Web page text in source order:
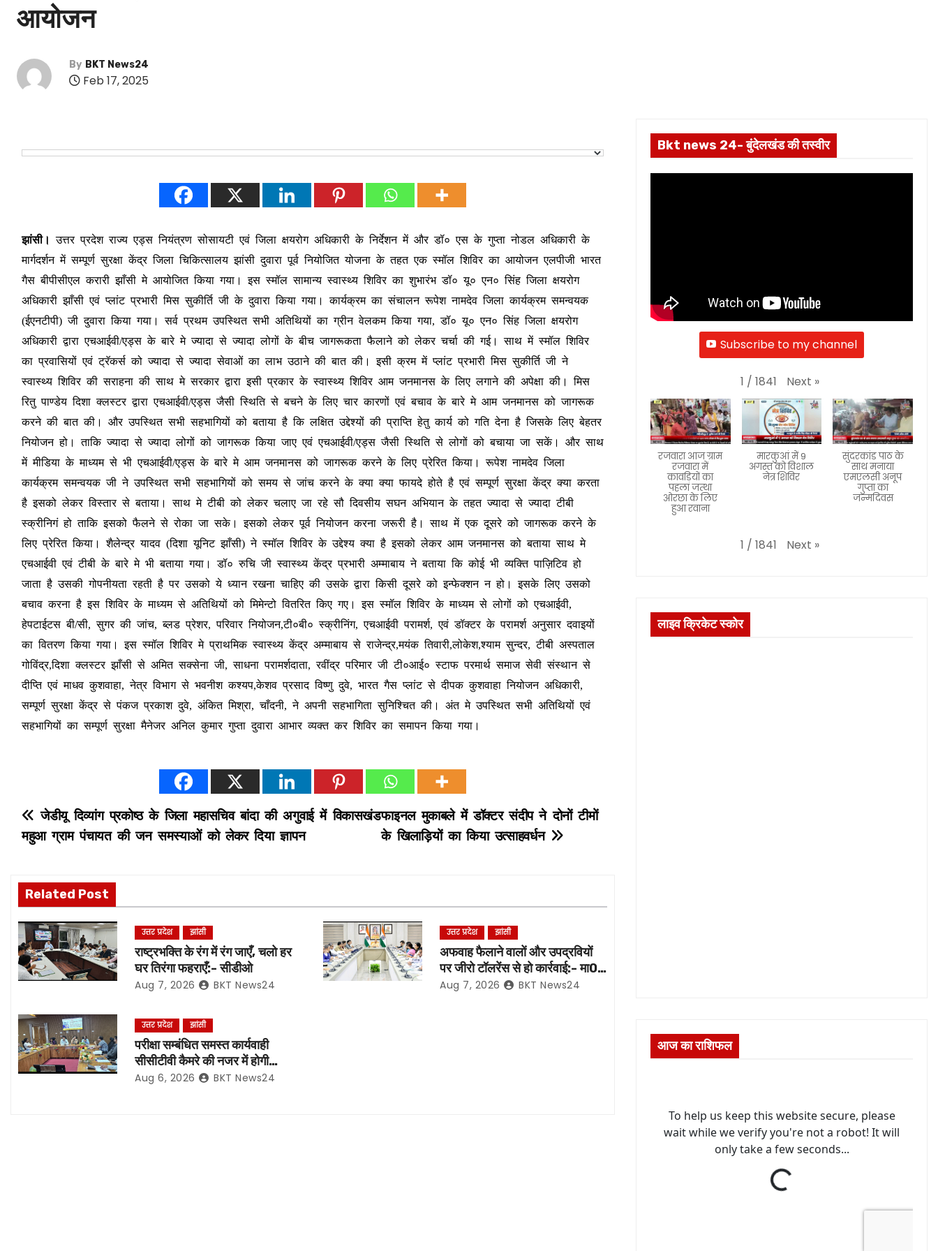
आयोजन
By BKT News24
Feb 17, 2025
झांसी। उत्तर प्रदेश राज्य एड्स नियंत्रण सोसायटी एवं जिला क्षयरोग अधिकारी के निर्देशन में और डॉ० एस के गुप्ता नोडल अधिकारी के
मार्गदर्शन में सम्पूर्ण सुरक्षा केंद्र जिला चिकित्सालय झांसी दुवारा पूर्व नियोजित योजना के तहत एक स्मॉल शिविर का आयोजन एलपीजी भारत
गैस बीपीसीएल करारी झाँसी मे आयोजित किया गया। इस स्मॉल सामान्य स्वास्थ्य शिविर का शुभारंभ डॉ० यू० एन० सिंह जिला क्षयरोग
अधिकारी झाँसी एवं प्लांट प्रभारी मिस सुकीर्ति जी के दुवारा किया गया। कार्यक्रम का संचालन रूपेश नामदेव जिला कार्यक्रम समन्वयक
(ईएनटीपी) जी दुवारा किया गया। सर्व प्रथम उपस्थित सभी अतिथियों का ग्रीन वेलकम किया गया, डॉ० यू० एन० सिंह जिला क्षयरोग
अधिकारी द्वारा एचआईवी/एड्स के बारे मे ज्यादा से ज्यादा लोगों के बीच जागरूकता फैलाने को लेकर चर्चा की गई। साथ में स्मॉल शिविर
का प्रवासियों एवं ट्रॅकर्स को ज्यादा से ज्यादा सेवाओं का लाभ उठाने की बात की। इसी क्रम में प्लांट प्रभारी मिस सुकीर्ति जी ने
स्वास्थ्य शिविर की सराहना की साथ मे सरकार द्वारा इसी प्रकार के स्वास्थ्य शिविर आम जनमानस के लिए लगाने की अपेक्षा की। मिस
रितु पाण्डेय दिशा क्लस्टर द्वारा एचआईवी/एड्स जैसी स्थिति से बचने के लिए चार कारणों एवं बचाव के बारे मे आम जनमानस को जागरूक
करने की बात की। और उपस्थित सभी सहभागियों को बताया है कि लक्षित उद्देश्यों की प्राप्ति हेतु कार्य को गति देना है जिसके लिए बेहतर
नियोजन हो। ताकि ज्यादा से ज्यादा लोगों को जागरूक किया जाए एवं एचआईवी/एड्स जैसी स्थिति से लोगों को बचाया जा सकें। और साथ
में मीडिया के माध्यम से भी एचआईवी/एड्स के बारे मे आम जनमानस को जागरूक करने के लिए प्रेरित किया। रूपेश नामदेव जिला
कार्यक्रम समन्वयक जी ने उपस्थित सभी सहभागियों को समय से जांच करने के क्या क्या फायदे होते है एवं सम्पूर्ण सुरक्षा केंद्र क्या करता
है इसको लेकर विस्तार से बताया। साथ मे टीबी को लेकर चलाए जा रहे सौ दिवसीय सघन अभियान के तहत ज्यादा से ज्यादा टीबी
स्क्रीनिगं हो ताकि इसको फैलने से रोका जा सके। इसको लेकर पूर्व नियोजन करना जरूरी है। साथ में एक दूसरे को जागरूक करने के
लिए प्रेरित किया। शैलेन्द्र यादव (दिशा यूनिट झाँसी) ने स्मॉल शिविर के उद्देश्य क्या है इसको लेकर आम जनमानस को बताया साथ मे
एचआईवी एवं टीबी के बारे मे भी बताया गया। डॉ० रुचि जी स्वास्थ्य केंद्र प्रभारी अम्माबाय ने बताया कि कोई भी व्यक्ति पाज़िटिव हो
जाता है उसकी गोपनीयता रहती है पर उसको ये ध्यान रखना चाहिए की उसके द्वारा किसी दूसरे को इन्फेक्शन न हो। इसके लिए उसको
बचाव करना है इस शिविर के माध्यम से अतिथियों को मिमेन्टो वितरित किए गए। इस स्मॉल शिविर के माध्यम से लोगों को एचआईवी,
हेपटाईटस बी/सी, सुगर की जांच, ब्लड प्रेशर, परिवार नियोजन,टी०बी० स्क्रीनिंग, एचआईवी परामर्श, एवं डॉक्टर के परामर्श अनुसार दवाइयों
का वितरण किया गया। इस स्मॉल शिविर मे प्राथमिक स्वास्थ्य केंद्र अम्माबाय से राजेन्द्र,मयंक तिवारी,लोकेश,श्याम सुन्दर, टीबी अस्पताल
गोविंद्र,दिशा क्लस्टर झाँसी से अमित सक्सेना जी, साधना परामर्शदाता, रवींद्र परिमार जी टी०आई० स्टाफ परमार्थ समाज सेवी संस्थान से
दीप्ति एवं माधव कुशवाहा, नेत्र विभाग से भवनीश कश्यप,केशव प्रसाद विष्णु दुवे, भारत गैस प्लांट से दीपक कुशवाहा नियोजन अधिकारी,
सम्पूर्ण सुरक्षा केंद्र से पंकज प्रकाश दुवे, अंकित मिश्रा, चाँदनी, ने अपनी सहभागिता सुनिश्चित की। अंत मे उपस्थित सभी अतिथियों एवं
सहभागियों का सम्पूर्ण सुरक्षा मैनेजर अनिल कुमार गुप्ता दुवारा आभार व्यक्त कर शिविर का समापन किया गया।
P
o
s
t
n
a
i
g
फाइनल मुकाबले में डॉक्टर संदीप ने दोनों टीमों
के खिलाड़ियों का किया उत्साहवर्धन
जेडीयू दिव्यांग प्रकोष्ठ के जिला महासचिव बांदा की अगुवाई में विकासखंड
महुआ ग्राम पंचायत की जन समस्याओं को लेकर दिया ज्ञापन
Related Post
उत्तर प्रदेश झांसी
राष्ट्रभक्ति के रंग में रंग जाएँ, चलो हर
घर तिरंगा फहराएँ:- सीडीओ
Aug 7, 2026 BKT News24
उत्तर प्रदेश झांसी
अफवाह फैलाने वालों और उपद्रवियों
पर जीरो टॉलरेंस से हो कार्रवाई:- मा0
मुख्यमंत्री जी*
Aug 7, 2026 BKT News24
उत्तर प्रदेश झांसी
परीक्षा सम्बंधित समस्त कार्यवाही
सीसीटीवी कैमरे की नजर में होगी
संपादित, रिकॉर्डिंग भी रहेगी सुरक्षित:-
Aug 6, 2026 BKT News24
Bkt news 24- बुंदेलखंड की तस्वीर
Subscribe to my channel
1 / 1841 Next »
रजवारा आज ग्राम
रजवारा में
कावड़ियों का
पहला जत्था
ओरछा के लिए
हुआ रवाना
मारकुआं में 9
अगस्त को विशाल
नेत्र शिविर
सुंदरकांड पाठ के
साथ मनाया
एमएलसी अनूप
गुप्ता का
जन्मदिवस
1 / 1841 Next »
लाइव क्रिकेट स्कोर
आज का राशिफल